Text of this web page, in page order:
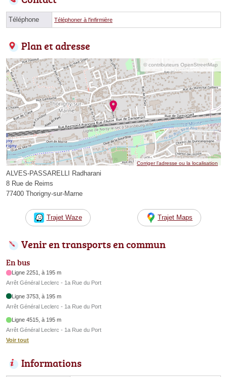
Téléphone Téléphoner à l'infirmière
Plan et adresse
© contributeurs OpenStreetMap
Corriger l’adresse ou la localisation
ALVES-PASSARELLI Radharani
8 Rue de Reims
77400 Thorigny-sur-Marne
Trajet Waze Trajet Maps
Venir en transports en commun
En bus
Ligne 2251, à 195 m
Arrêt Général Leclerc - 1a Rue du Port
Ligne 3753, à 195 m
Arrêt Général Leclerc - 1a Rue du Port
Ligne 4515, à 195 m
Arrêt Général Leclerc - 1a Rue du Port
Voir tout
Informations